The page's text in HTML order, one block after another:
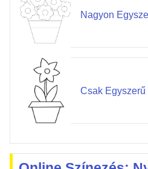
Nagyon
Csak